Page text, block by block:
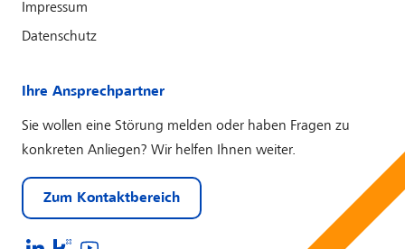
Impressum
Datenschutz
Ihre Ansprechpartner
Sie wollen eine Störung melden oder haben Fragen zu
konkreten Anliegen? Wir helfen Ihnen weiter.
Zum Kontaktbereich